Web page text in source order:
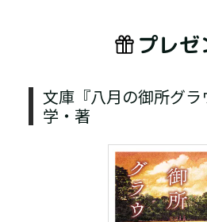
プレゼ
文庫『八月の御所グラ
学・著